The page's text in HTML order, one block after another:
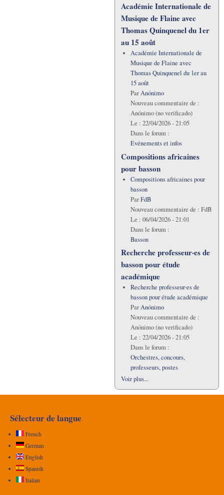
Académie Internationale de
Musique de Flaine avec
Thomas Quinquenel du 1er
au 15 août
Académie Internationale de
Musique de Flaine avec
Thomas Quinquenel du 1er au
15 août
ParAnónimo
Nouveau commentaire de :
Anónimo (no verificado)
Le : 22/04/2026 - 21:05
Dans le forum :
Evénements et infos
Compositions africaines
pour basson
Compositions africaines pour
basson
ParFdB
Nouveau commentaire de : FdB
Le : 06/04/2026 - 21:01
Dans le forum :
Basson
Recherche professeur·es de
basson pour étude
académique
Recherche professeur·es de
basson pour étude académique
ParAnónimo
Nouveau commentaire de :
Anónimo (no verificado)
Le : 22/04/2026 - 21:05
Dans le forum :
Orchestres, concours,
professeurs, postes
Voir plus...
Sélecteur de langue
French
German
English
Spanish
Italian